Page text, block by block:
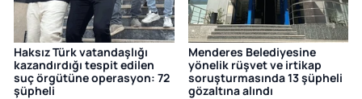
Haksız Türk vatandaşlığı
kazandırdığı tespit edilen
suç örgütüne operasyon: 72
şüpheli
Menderes Belediyesine
yönelik rüşvet ve irtikap
soruşturmasında 13 şüpheli
gözaltına alındı